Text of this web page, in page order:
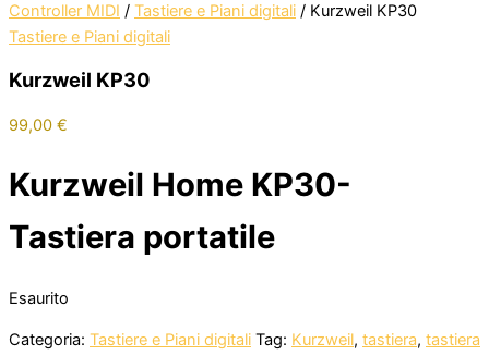
Controller MIDI / Tastiere e Piani digitali / Kurzweil KP30
Tastiere e Piani digitali
Kurzweil KP30
99,00 €
Kurzweil Home KP30-
Tastiera portatile
Esaurito
Categoria: Tastiere e Piani digitali Tag: Kurzweil, tastiera, tastiera